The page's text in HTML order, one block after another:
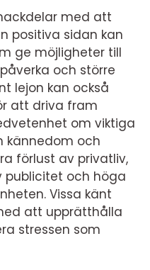
med att
positiva sidan kan
ge möjligheter till
och större
lejon kan också
att driva fram
om viktiga
kännedom och
förlust av privatliv,
publicitet och höga
Vissa känt
att upprätthålla
stressen som